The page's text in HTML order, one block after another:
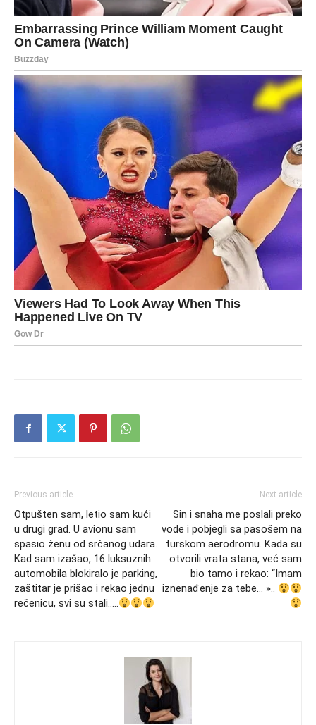
Previous article
Otpušten sam, letio sam kući
u drugi grad. U avionu sam
spasio ženu od srčanog udara.
Kad sam izašao, 16 luksuznih
automobila blokiralo je parking,
zaštitar je prišao i rekao jednu
rečenicu, svi su stali…..
Next article
Sin i snaha me poslali preko
vode i pobjegli sa pasošem na
turskom aerodromu. Kada su
otvorili vrata stana, već sam
bio tamo i rekao: “Imam
iznenađenje za tebe… »..